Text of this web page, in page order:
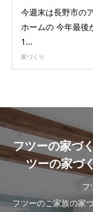
今週末は長野市の
ホームの 今年最後
1...
家づくり
フツーの家づ
ツーの家づ
フ
フツーのご家族の家